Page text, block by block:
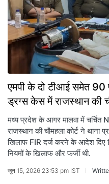
एमपी के दो टीआई समेत 90
ड्रग्स केस में राजस्थान की
मध्य प्रदेश के आगर मालवा में चर्चित
राजस्थान की चौमहला कोर्ट ने थाना
खिलाफ FIR दर्ज करने के आदेश दिए हैं.
नियमों के खिलाफ और फर्जी थी.
जून 15, 2026 23:53 pm IST